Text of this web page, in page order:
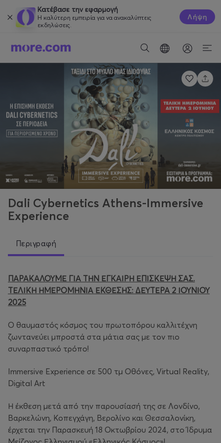
Κατέβασε την εφαρμογή
Η καλύτερη εμπειρία για να ανακαλύπτεις
εκδηλώσεις.
Λήψη
Dali Cybernetics Athens-Immersive
Experience
Περιγραφή
ΠΑΡΑΚΑΛΟΥΜΕ ΓΙΑ ΤΗΝ ΕΓΚΑΙΡΗ ΕΠΙΣΚΕΨΗ ΣΑΣ.
ΤΕΛΙΚΗ ΗΜΕΡΟΜΗΝΙΑ ΕΚΘΕΣΗΣ: ΔΕΥΤΕΡΑ 2 ΙΟΥΝΙΟΥ
2025
Ο θαυμαστός κόσμος του πρωτοπόρου καλλιτέχνη
ζωντανεύει μπροστά στα μάτια σας με τον πιο
συναρπαστικό τρόπο!
Immersive Experience σε 500 τμ Οθόνες, Virtual Reality,
Digital Art
Η έκθεση μετά από την παρουσίασή της σε Λονδίνο,
Βαρκελώνη, Κοπεγχάγη, Βερολίνο και Θεσσαλονίκη,
έρχεται την Παρασκευή 18 Οκτωβρίου 2024, στο Ίδρυμα